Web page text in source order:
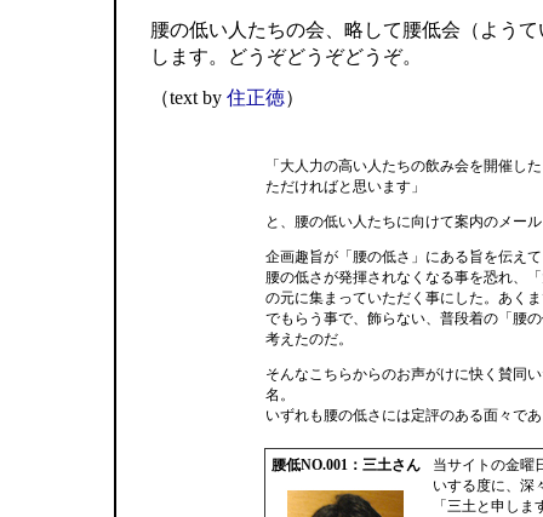
腰の低い人たちの会、略して腰低会（よう
します。どうぞどうぞどうぞ。
（text by 住正徳）
「大人力の高い人たちの飲み会を開催し
ただければと思います」
と、腰の低い人たちに向けて案内のメー
企画趣旨が「腰の低さ」にある旨を伝え
腰の低さが発揮されなくなる事を恐れ、
の元に集まっていただく事にした。あく
でもらう事で、飾らない、普段着の「腰
考えたのだ。
そんなこちらからのお声がけに快く賛同
名。
いずれも腰の低さには定評のある面々で
腰低NO.001：三土さん
当サイトの金曜
いする度に、深
「三土と申し